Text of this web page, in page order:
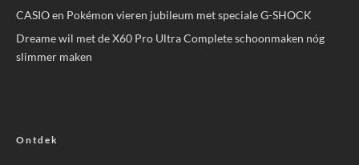
CASIO en Pokémon vieren jubileum met speciale G-SHOCK
Dreame wil met de X60 Pro Ultra Complete schoonmaken nóg
slimmer maken
Ontdek